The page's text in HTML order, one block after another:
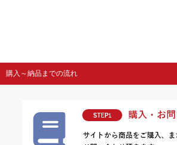
購入～納品までの流れ